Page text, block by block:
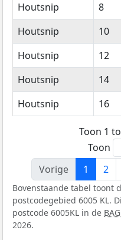
Houtsnip
8
Houtsnip
10
Houtsnip
12
Houtsnip
14
Houtsnip
16
Toon 1
Toon
Vorige
1 2
Bovenstaande tabel toont
postcodegebied 6005 KL.
postcode 6005KL in de BAG
2026.